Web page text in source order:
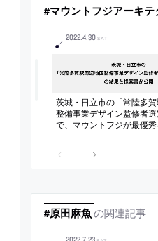
#マウントフジアーキテ
2022.4.30 SAT
茨城・日立市の「常陸多
整備事業デザイン監修者選
で、マウントフジが最優
#原田麻魚の関連記事